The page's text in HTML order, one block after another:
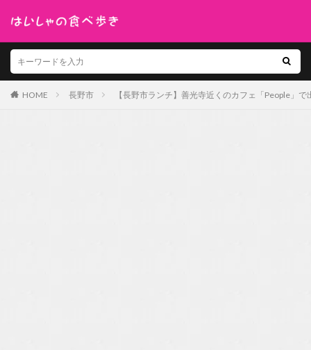
HOME 長野市 【長野市ランチ】善光寺近くのカフェ「People」